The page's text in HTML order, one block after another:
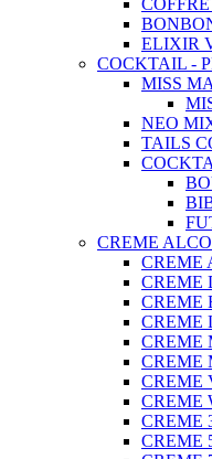
ELIXIR
COCKTAIL -
MISS
NEO
TAILS
CREME
CREME
CREME
CREME
CREME
CREME
CREME
CREME
CREME
CREME
CREME